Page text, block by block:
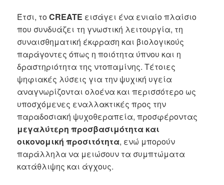
Έτσι, τοCREATE εισάγει ένα ενιαίο πλαίσιο
που συνδυάζει τη γνωστική λειτουργία, τη
συναισθηματική έκφραση και βιολογικούς
παράγοντες όπως η ποιότητα ύπνου και η
δραστηριότητα της ντοπαμίνης. Τέτοιες
ψηφιακές λύσεις για την ψυχική υγεία
αναγνωρίζονται ολοένα και περισσότερο ως
υποσχόμενες εναλλακτικές προς την
παραδοσιακή ψυχοθεραπεία, προσφέροντας
μεγαλύτερη προσβασιμότητα και
οικονομική προσιτότητα, ενώ μπορούν
παράλληλα να μειώσουν τα συμπτώματα
κατάθλιψης και άγχους.